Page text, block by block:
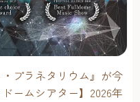
プラネタリウム』が今
ームシアター】2026年